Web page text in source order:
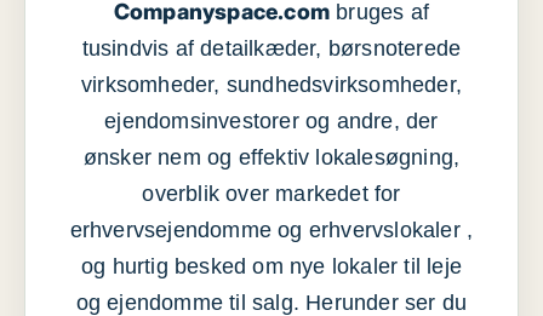
Companyspace.com bruges af
tusindvis af detailkæder, børsnoterede
virksomheder, sundhedsvirksomheder,
ejendomsinvestorer og andre, der
ønsker nem og effektiv lokalesøgning,
overblik over markedet for
erhvervsejendomme og erhvervslokaler ,
og hurtig besked om nye lokaler til leje
og ejendomme til salg. Herunder ser du